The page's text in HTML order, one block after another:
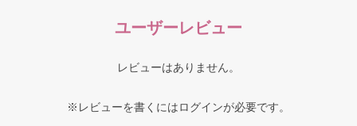
ユーザーレビュー
レビューはありません。
※レビューを書くにはログインが必要です。